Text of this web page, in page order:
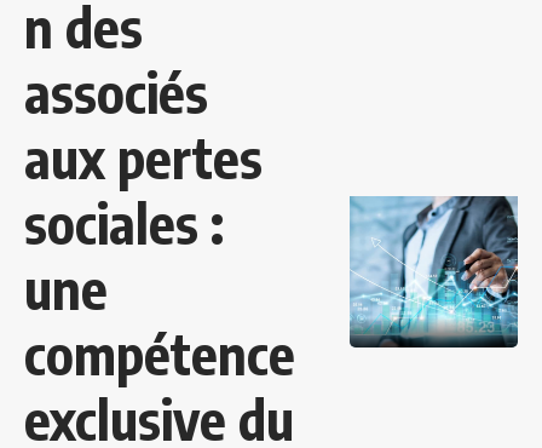
n des
associés
aux pertes
sociales :
une
compétence
exclusive du